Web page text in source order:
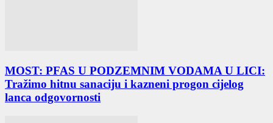
MOST: PFAS U PODZEMNIM VODAMA U LICI:
Tražimo hitnu sanaciju i kazneni progon cijelog
lanca odgovornosti